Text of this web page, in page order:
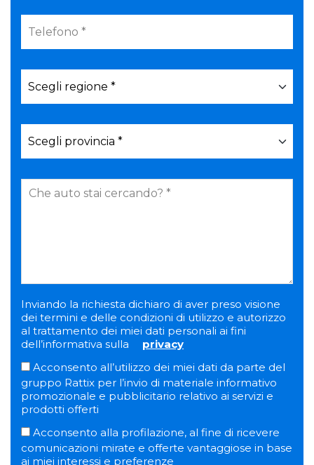
Inviando la richiesta dichiaro di aver preso visione
dei termini e delle condizioni di utilizzo e autorizzo
al trattamento dei miei dati personali ai fini
dell’informativa sulla
privacy
Acconsento all’utilizzo dei miei dati da parte del
gruppo Rattix per l’invio di materiale informativo
promozionale e pubblicitario relativo ai servizi e
prodotti offerti
Acconsento alla profilazione, al fine di ricevere
comunicazioni mirate e offerte vantaggiose in base
ai miei interessi e preferenze